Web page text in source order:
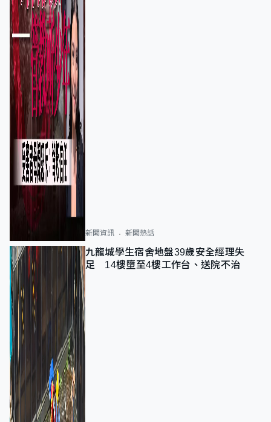
新聞資訊 新聞熱話
九龍城學生宿舍地盤39歲安全經理失
足 14樓墮至4樓工作台、送院不治